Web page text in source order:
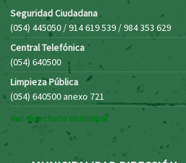
Seguridad Ciudadana
(054) 445050 / 914 619 539 / 984 353 629
Central Telefónica
(054) 640500
Limpieza Pública
(054) 640500 anexo 721
Ver directorio municipal